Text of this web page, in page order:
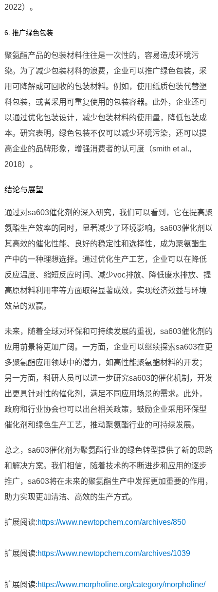
2022）。
6. 推广绿色包装
聚氨酯产品的包装材料往往是一次性的，容易造成环境污
染。为了减少包装材料的浪费，企业可以推广绿色包装，采
用可降解或可回收的包装材料。例如，使用纸质包装代替塑
料包装，或者采用可重复使用的包装容器。此外，企业还可
以通过优化包装设计，减少包装材料的使用量，降低包装成
本。研究表明，绿色包装不仅可以减少环境污染，还可以提
高企业的品牌形象，增强消费者的认可度（smith et al.,
2018）。
结论与展望
通过对sa603催化剂的深入研究，我们可以看到，它在提高聚
氨酯生产效率的同时，显著减少了环境影响。sa603催化剂以
其高效的催化性能、良好的稳定性和选择性，成为聚氨酯生
产中的一种理想选择。通过优化生产工艺，企业可以在降低
反应温度、缩短反应时间、减少voc排放、降低废水排放、提
高原材料利用率等方面取得显著成效，实现经济效益与环境
效益的双赢。
未来，随着全球对环保和可持续发展的重视，sa603催化剂的
应用前景将更加广阔。一方面，企业可以继续探索sa603在更
多聚氨酯应用领域中的潜力，如高性能聚氨酯材料的开发；
另一方面，科研人员可以进一步研究sa603的催化机制，开发
出更具针对性的催化剂，满足不同应用场景的需求。此外，
政府和行业协会也可以出台相关政策，鼓励企业采用环保型
催化剂和绿色生产工艺，推动聚氨酯行业的可持续发展。
总之，sa603催化剂为聚氨酯行业的绿色转型提供了新的思路
和解决方案。我们相信，随着技术的不断进步和应用的逐步
推广，sa603将在未来的聚氨酯生产中发挥更加重要的作用，
助力实现更加清洁、高效的生产方式。
扩展阅读:https://www.newtopchem.com/archives/850
扩展阅读:https://www.newtopchem.com/archives/1039
扩展阅读:https://www.morpholine.org/category/morpholine/